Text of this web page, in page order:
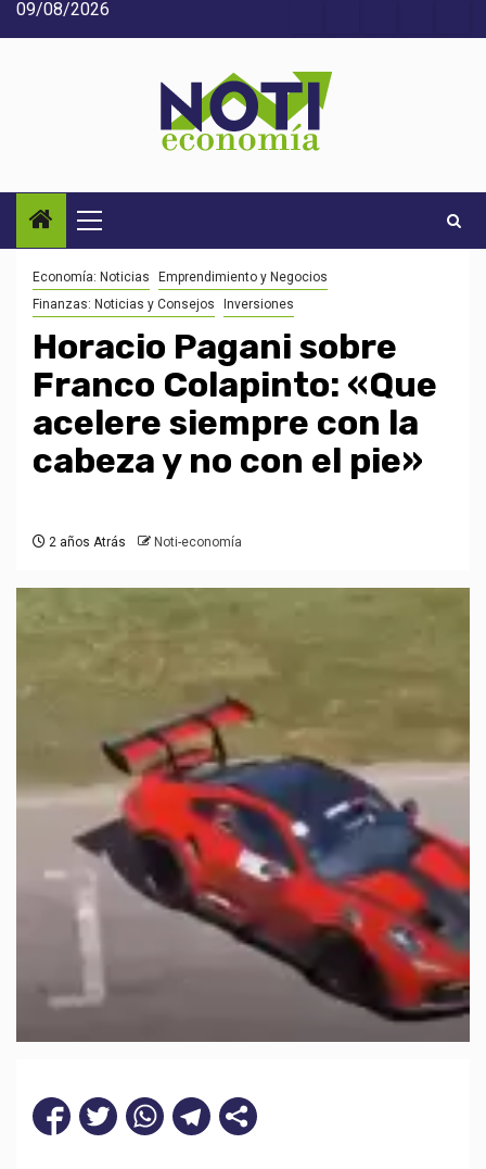
Saltar
al
09/08/2026
Noti-
economía
Menú
principal
Economía: Noticias
Emprendimiento y Negocios
Finanzas: Noticias y Consejos
Inversiones
Horacio Pagani sobre
Franco Colapinto: «Que
acelere siempre con la
cabeza y no con el pie»
2 años Atrás Noti-economía